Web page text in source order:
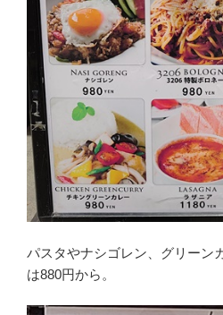
パスタやナシゴレン、グリーン
は880円から。